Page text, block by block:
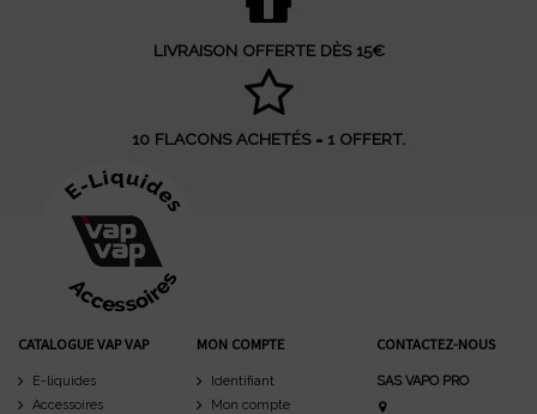
LIVRAISON OFFERTE DÈS 15€
10 FLACONS ACHETÉS = 1 OFFERT.
CATALOGUE VAP VAP
E-liquides
Accessoires
MON COMPTE
Identifiant
Mon compte
CONTACTEZ-NOUS
SAS VAPO PRO